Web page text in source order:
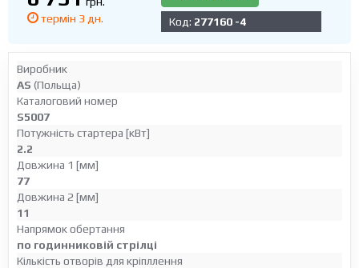
термін 3 дн.
Код: 277160 -4
Виробник
AS (Польща)
Каталоговий номер
S5007
Потужність стартера [кВт]
2.2
Довжина 1 [мм]
77
Довжина 2 [мм]
11
Напрямок обертання
по годинниковій стрілці
Кількість отворів для кріпллення